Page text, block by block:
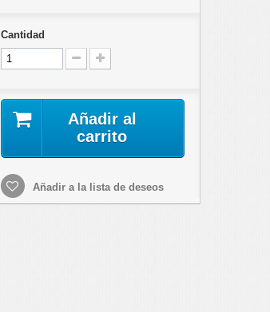
Cantidad
Añadir al
carrito
Añadir a la lista de deseos